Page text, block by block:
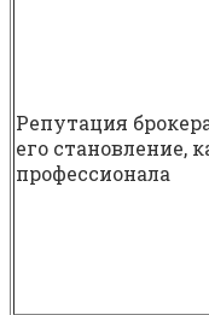
Репутация
его становление,
профессионала